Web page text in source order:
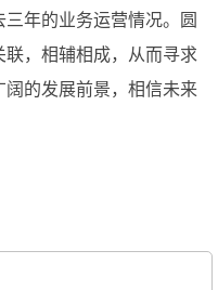
年的业务运营情况。圆
，相辅相成，从而寻求
的发展前景，相信未来